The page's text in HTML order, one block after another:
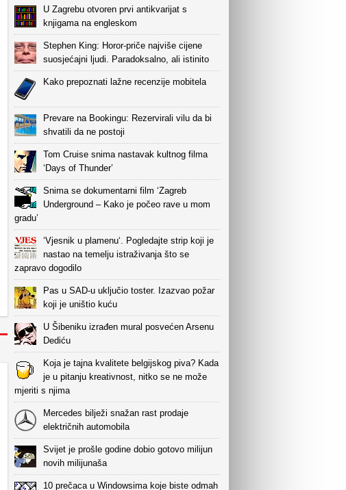
U Zagrebu otvoren prvi antikvarijat s
knjigama na engleskom
Stephen King: Horor-priče najviše cijene
suosjećajni ljudi. Paradoksalno, ali istinito
Kako prepoznati lažne recenzije mobitela
Prevare na Bookingu: Rezervirali vilu da bi
shvatili da ne postoji
Tom Cruise snima nastavak kultnog filma
‘Days of Thunder’
Snima se dokumentarni film ‘Zagreb
Underground – Kako je počeo rave u mom
gradu’
‘Vjesnik u plamenu‘. Pogledajte strip koji je
nastao na temelju istraživanja što se
zapravo dogodilo
Pas u SAD-u uključio toster. Izazvao požar
koji je uništio kuću
U Šibeniku izrađen mural posvećen Arsenu
Dediću
Koja je tajna kvalitete belgijskog piva? Kada
je u pitanju kreativnost, nitko se ne može
mjeriti s njima
Mercedes bilježi snažan rast prodaje
električnih automobila
Svijet je prošle godine dobio gotovo milijun
novih milijunaša
10 prečaca u Windowsima koje biste odmah